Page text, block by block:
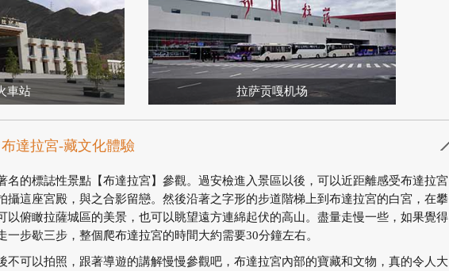
車站 拉萨贡嘎机场
達拉宮-藏文化體驗
名的標誌性景點【布達拉宮】參觀。過安檢進入景區以後，可以近距離感受布達拉宮
攝這座宮殿，與之合影留戀。然後沿著之字形的步道階梯上到布達拉宮的白宮，在攀
以俯瞰拉薩城區的美景，也可以眺望遠方連綿起伏的高山。盡量走慢一些，如果覺得
一步歇三步，整個爬布達拉宮的時間大約需要30分鐘左右。
不可以拍照，跟著導遊的講解慢慢參觀吧，布達拉宮內部的寶藏和文物，真的令人大